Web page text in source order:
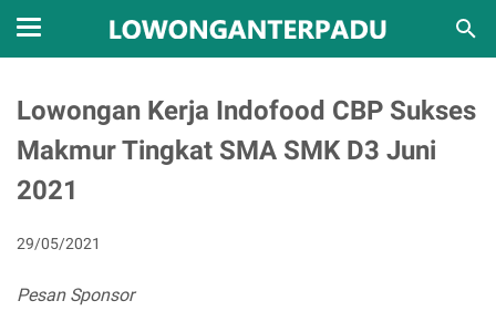
Lowongan Kerja Indofood CBP Sukses
Makmur Tingkat SMA SMK D3 Juni
2021
29/05/2021
Pesan Sponsor